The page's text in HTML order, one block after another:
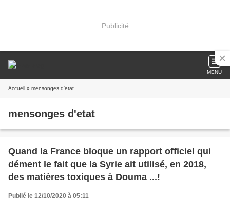
Publicité
MENU
Accueil » mensonges d'etat
mensonges d'etat
Quand la France bloque un rapport officiel qui
dément le fait que la Syrie ait utilisé, en 2018,
des matières toxiques à Douma ...!
Publié le 12/10/2020 à 05:11